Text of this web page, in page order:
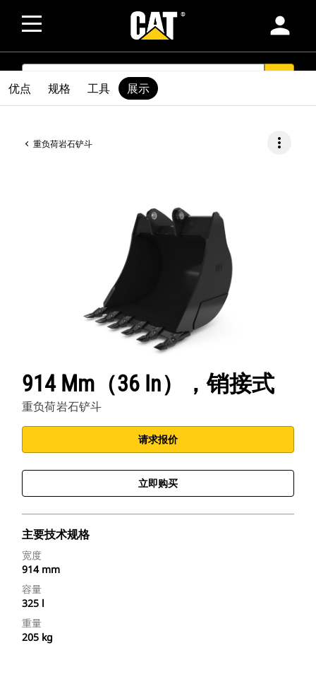
person
SEARCH
重负荷岩石铲斗 more_vert
914 Mm（36 In），销接式
重负荷岩石铲斗
请求报价
立即购买
主要技术规格
宽度
914 mm
容量
325 l
重量
205 kg
优点 规格 工具 展示